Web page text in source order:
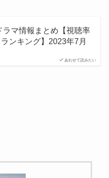
あわせて読みたい
ラマ情報まとめ【視聴率
ンキング】2023年7月